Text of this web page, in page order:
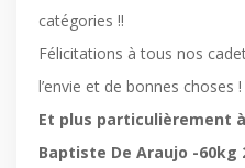
catégories !!
Félicitations à tous nos
l’envie et de bonnes choses !
Et plus particulièrement
Baptiste De Araujo -60kg